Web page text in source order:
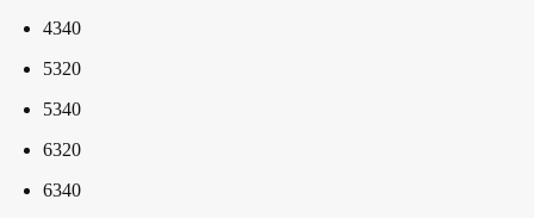
4340
5320
5340
6320
6340